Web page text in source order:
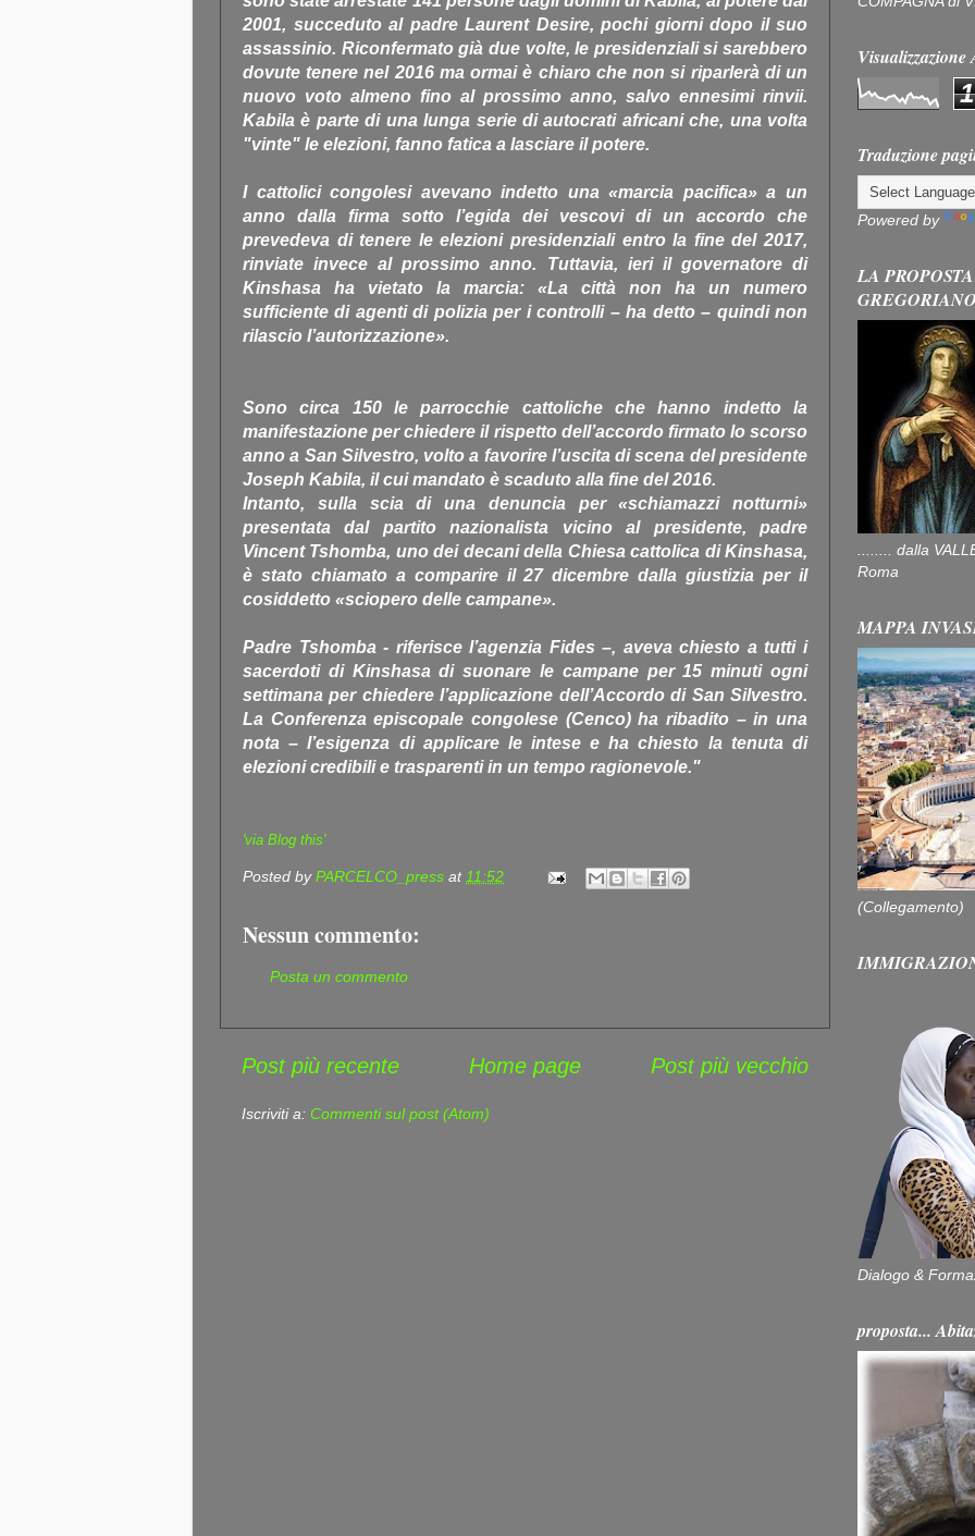
2001, succeduto al padre Laurent Desire, pochi giorni dopo il suo
assassinio. Riconfermato già due volte, le presidenziali si sarebbero
dovute tenere nel 2016 ma ormai è chiaro che non si riparlerà di un
nuovo voto almeno fino al prossimo anno, salvo ennesimi rinvii.
Kabila è parte di una lunga serie di autocrati africani che, una volta
"vinte" le elezioni, fanno fatica a lasciare il potere.
I cattolici congolesi avevano indetto una «marcia pacifica» a un
anno dalla firma sotto l’egida dei vescovi di un accordo che
prevedeva di tenere le elezioni presidenziali entro la fine del 2017,
rinviate invece al prossimo anno. Tuttavia, ieri il governatore di
Kinshasa ha vietato la marcia: «La città non ha un numero
sufficiente di agenti di polizia per i controlli – ha detto – quindi non
rilascio l’autorizzazione».
Sono circa 150 le parrocchie cattoliche che hanno indetto la
manifestazione per chiedere il rispetto dell’accordo firmato lo scorso
anno a San Silvestro, volto a favorire l’uscita di scena del presidente
Joseph Kabila, il cui mandato è scaduto alla fine del 2016.
Intanto, sulla scia di una denuncia per «schiamazzi notturni»
presentata dal partito nazionalista vicino al presidente, padre
Vincent Tshomba, uno dei decani della Chiesa cattolica di Kinshasa,
è stato chiamato a comparire il 27 dicembre dalla giustizia per il
cosiddetto «sciopero delle campane».
Padre Tshomba - riferisce l’agenzia Fides –, aveva chiesto a tutti i
sacerdoti di Kinshasa di suonare le campane per 15 minuti ogni
settimana per chiedere l’applicazione dell’Accordo di San Silvestro.
La Conferenza episcopale congolese (Cenco) ha ribadito – in una
nota – l’esigenza di applicare le intese e ha chiesto la tenuta di
elezioni credibili e trasparenti in un tempo ragionevole."
'via Blog this'
Posted byPARCELCO_press at11:52
Nessun commento:
Posta un commento
Post più recente Post più vecchio
Home page
Iscriviti a: Commenti sul post (Atom)
1
Traduzione
Powered by
LA
........ dalla
Roma
MAPPA
(Collegamento)
Dialogo &
proposta...